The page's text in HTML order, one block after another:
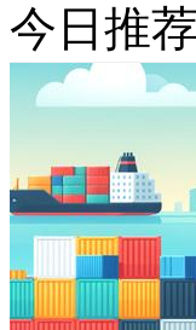
今日推荐